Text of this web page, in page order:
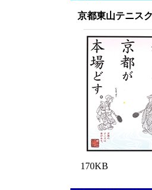
京都東山テニス
170KB